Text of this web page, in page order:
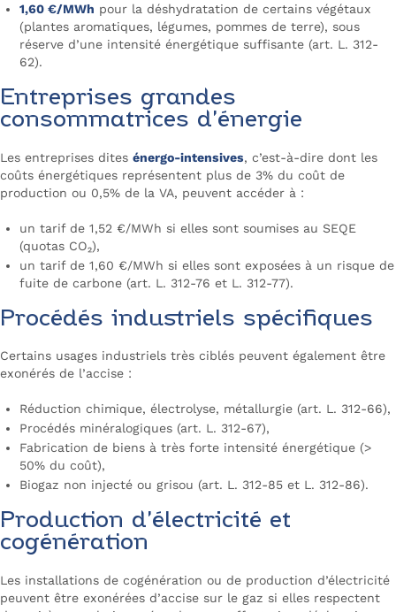
1,60 €/MWh pour la déshydratation de certains végétaux
(plantes aromatiques, légumes, pommes de terre), sous
réserve d’une intensité énergétique suffisante (art. L. 312-
62).
Entreprises grandes
consommatrices d’énergie
Les entreprises dites énergo-intensives, c’est-à-dire dont les
coûts énergétiques représentent plus de 3% du coût de
production ou 0,5% de la VA, peuvent accéder à :
un tarif de 1,52 €/MWh si elles sont soumises au SEQE
(quotas CO₂),
un tarif de 1,60 €/MWh si elles sont exposées à un risque de
fuite de carbone (art. L. 312-76 et L. 312-77).
Procédés industriels spécifiques
Certains usages industriels très ciblés peuvent également être
exonérés de l’accise :
Réduction chimique, électrolyse, métallurgie (art. L. 312-66),
Procédés minéralogiques (art. L. 312-67),
Fabrication de biens à très forte intensité énergétique (>
50% du coût),
Biogaz non injecté ou grisou (art. L. 312-85 et L. 312-86).
Production d’électricité et
cogénération
Les installations de cogénération ou de production d’électricité
peuvent être exonérées d’accise sur le gaz si elles respectent